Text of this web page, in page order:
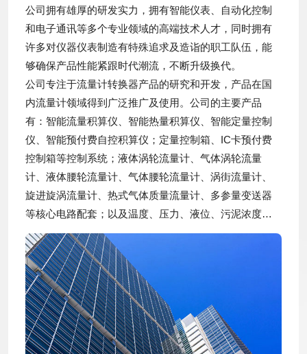
公司拥有雄厚的研发实力，拥有智能仪表、自动化控制
和电子通讯等多个专业领域的高端技术人才，同时拥有
许多对仪器仪表制造有特殊追求及造诣的职工队伍，能
够确保产品性能紧跟时代潮流，不断升级换代。
公司专注于流量计转换器产品的研究和开发，产品在国
内流量计领域得到广泛推广及使用。公司的主要产品
有：智能流量积算仪、智能热量积算仪、智能定量控制
仪、智能预付费自控积算仪；定量控制箱、IC卡预付费
控制箱等控制系统；液体涡轮流量计、气体涡轮流量
计、液体腰轮流量计、气体腰轮流量计、涡街流量计、
旋进旋涡流量计、热式气体质量流量计、多参量变送器
等核心电路配套；以及温度、压力、液位、污泥浓度等
仪表配套的核心电路。